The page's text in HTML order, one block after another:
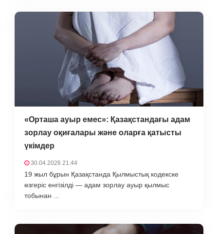
«Орташа ауыр емес»: Қазақстандағы адам
зорлау оқиғалары және оларға қатысты
үкімдер
30.04.2026 21:44
19 жыл бұрын Қазақстанда Қылмыстық кодекске
өзгеріс енгізілді — адам зорлау ауыр қылмыс
тобынан ...